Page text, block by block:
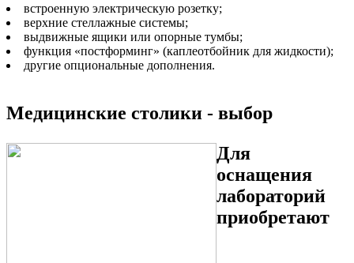
встроенную электрическую розетку;
верхние стеллажные системы;
выдвижные ящики или опорные тумбы;
функция «постформинг» (каплеотбойник для жидкости);
другие опциональные дополнения.
Медицинские столики - выбор
Для
оснащения
лабораторий
приобретают